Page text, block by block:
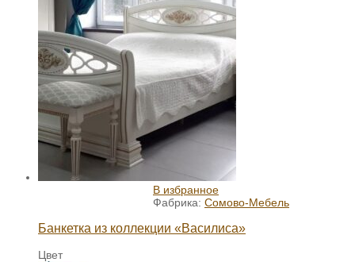
В избранное
Фабрика: Сомово-Мебель
Банкетка из коллекции «Василиса»
Цвет